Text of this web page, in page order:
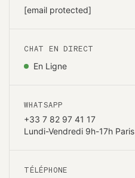
[email protected]
CHAT EN DIRECT
En Ligne
WHATSAPP
+33 7 82 97 41 17
Lundi-Vendredi 9h-17h Paris
TÉLÉPHONE